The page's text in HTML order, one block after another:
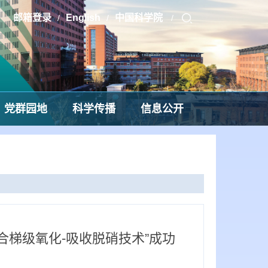
邮箱登录 / English / 中国科学院 /
党群园地 科学传播 信息公开
梯级氧化-吸收脱硝技术”成功